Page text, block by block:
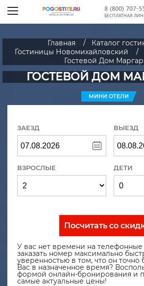
8 (800) 707-
БЕСПЛАТНАЯ
Главная
Каталог
Гостиницы Новомихайловский
Гостевой Дом
ГОСТЕВОЙ ДОМ
МИНИ ОТЕЛИ
ЗАЕЗД ВЫЕЗД
ВЗРОСЛЫЕ ДЕТИ
Посчитать со
У вас нет времени на телефонные
заказать номер максимально
уверенностью в том, что он точно
Вас в назначенное время?
формой онлайн-бронирования и
самые актуальные цены!